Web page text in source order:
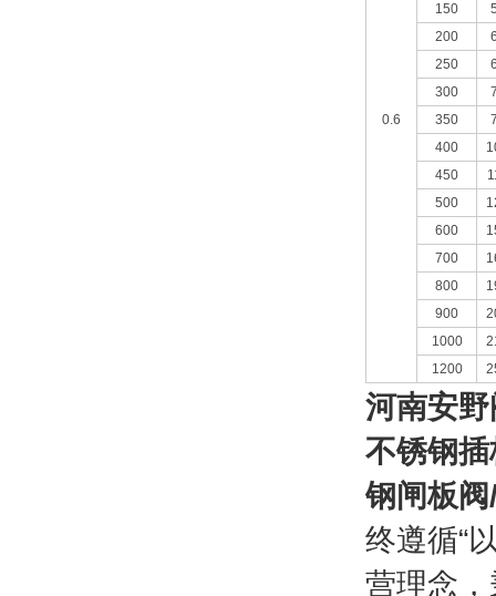
0.6
150
200
250
300
350
400
450
500
600
700
800
900
1000
1200
河南安
不锈钢
钢闸板阀
终遵循“
营理念